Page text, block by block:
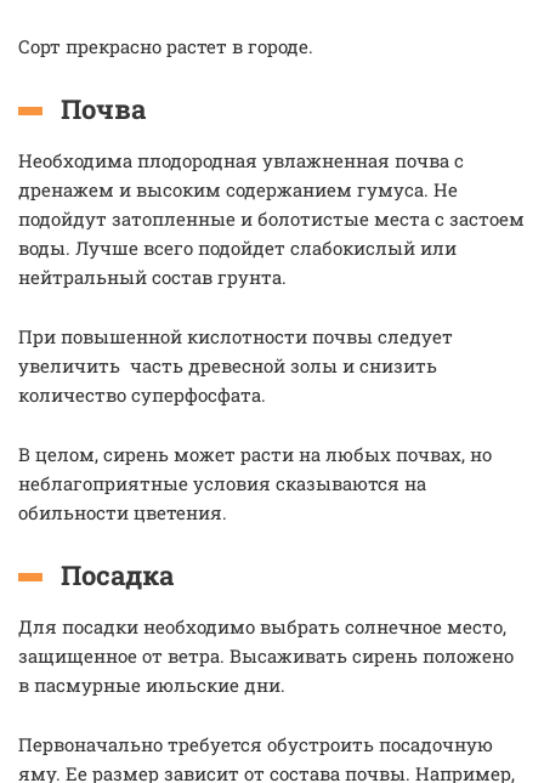
Сорт прекрасно растет в городе.
Почва
Необходима плодородная увлажненная почва с
дренажем и высоким содержанием гумуса. Не
подойдут затопленные и болотистые места с застоем
воды. Лучше всего подойдет слабокислый или
нейтральный состав грунта.
При повышенной кислотности почвы следует
увеличить часть древесной золы и снизить
количество суперфосфата.
В целом, сирень может расти на любых почвах, но
неблагоприятные условия сказываются на
обильности цветения.
Посадка
Для посадки необходимо выбрать солнечное место,
защищенное от ветра. Высаживать сирень положено
в пасмурные июльские дни.
Первоначально требуется обустроить посадочную
яму. Ее размер зависит от состава почвы. Например,